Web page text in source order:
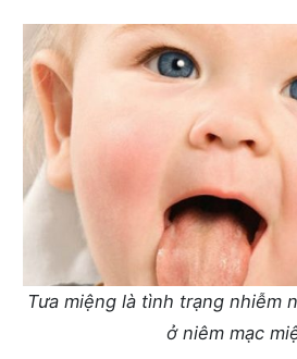
Tưa miệng là tình trạng nhiễm
ở niêm mạc